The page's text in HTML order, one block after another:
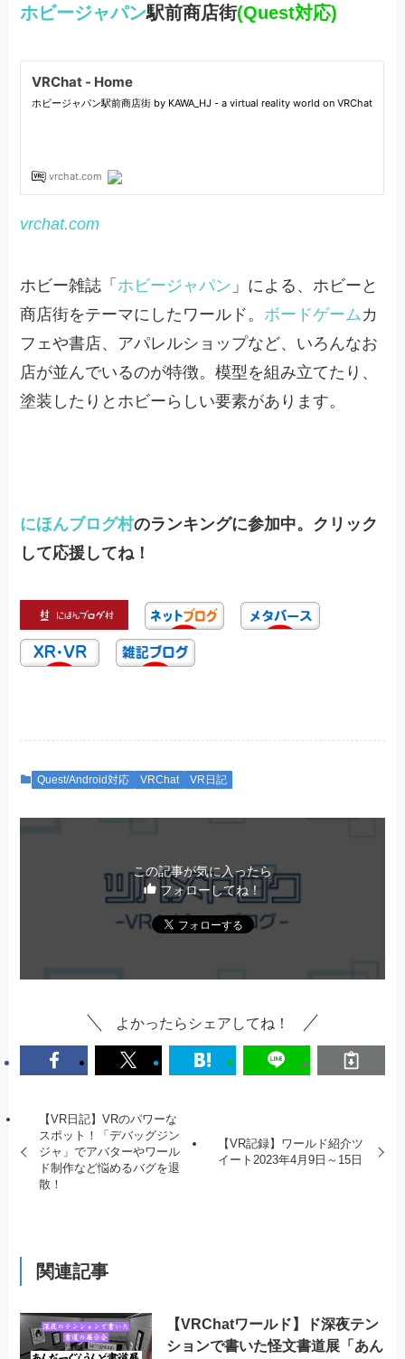
ホビージャパン駅前商店街(Quest対応)
vrchat.com
ホビー雑誌「 ホビージャパン 」による、ホビーと
商店街をテーマにしたワールド。 ボードゲームカ
フェや書店、アパレルショップなど、いろんなお
店が並んでいるのが特徴。模型を組み立てたり、
塗装したりとホビーらしい要素があります。
にほんブログ村のランキングに参加中。クリック
して応援してね！
Quest/Android対応 VRChat VR日記
この記事が気に入ったら
フォローしてね！
よかったらシェアしてね！
【VR日記】VRのパワーな
スポット！「デバッグジン
ジャ」でアバターやワール
ド制作など悩めるバグを退
散！
【VR記録】ワールド紹介ツ
イート2023年4月9日～15日
関連記事
【VRChatワールド】ド深夜テン
ションで書いた怪文書道展「あん